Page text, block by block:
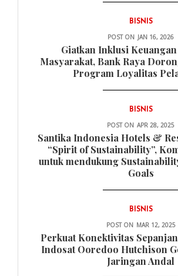
BISNIS
POST ON JAN 16, 2026
Giatkan Inklusi
Masyarakat, Bank Raya
Program Loyalitas
BISNIS
POST ON APR 28, 2025
Santika Indonesia Hotels &
“Spirit of Sustainability”,
untuk mendukung
Goals
BISNIS
POST ON MAR 12, 2025
Perkuat Konektivitas
Indosat Ooredoo Hutchison
Jaringan Andal